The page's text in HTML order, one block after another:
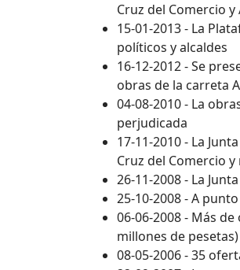
Cruz del Comercio y
15-01-2013 - La
políticos y alcaldes
16-12-2012 - Se
obras de la carreta
04-08-2010 - La
perjudicada
17-11-2010 - La
Cruz del Comercio
26-11-2008 - La
25-10-2008 - A
06-06-2008 - Más
millones de pesetas)
08-05-2006 - 35